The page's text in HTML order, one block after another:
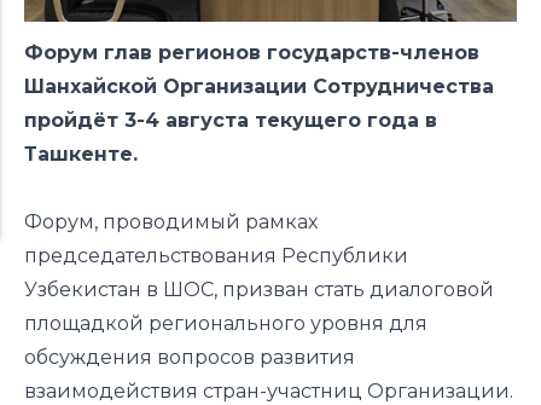
Форум глав регионов государств-членов
Шанхайской Организации Сотрудничества
пройдёт 3-4 августа текущего года в
Ташкенте.
Форум, проводимый рамках
председательствования Республики
Узбекистан в ШОС, призван стать диалоговой
площадкой регионального уровня для
обсуждения вопросов развития
взаимодействия стран-участниц Организации.